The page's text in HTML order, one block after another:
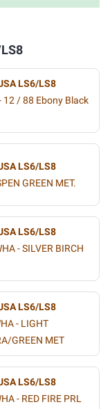
LS6/LS8
12 / 88 Ebony Black
LS6/LS8
GREEN MET.
LS6/LS8
- SILVER BIRCH
LS6/LS8
- LIGHT
GREEN MET
LS6/LS8
- RED FIRE PRL